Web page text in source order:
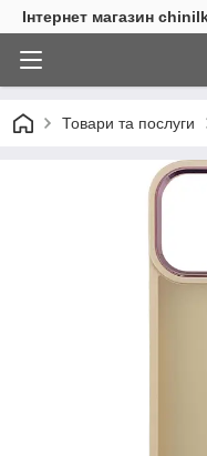
Інтернет магазин
Товари та послуги